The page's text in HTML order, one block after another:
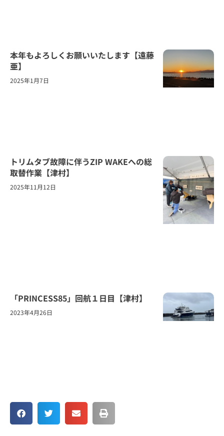
本年もよろしくお願いいたします【遠藤
亜】
2025年1月7日
トリムタブ故障に伴うZIP WAKEへの総
取替作業【津村】
2025年11月12日
「PRINCESS85」回航１日目【津村】
2023年4月26日